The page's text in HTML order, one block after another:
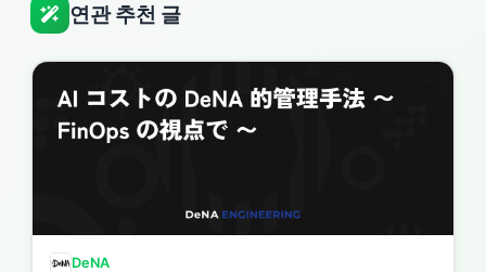
연관 추천 글
DeNA